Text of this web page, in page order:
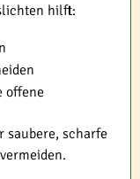
hilft:
offene
saubere, scharfe